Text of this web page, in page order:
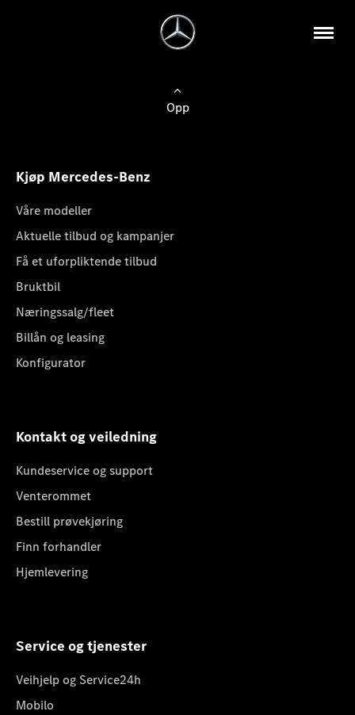
Opp
Kjøp Mercedes-Benz
Våre modeller
Aktuelle tilbud og kampanjer
Få et uforpliktende tilbud
Bruktbil
Næringssalg/fleet
Billån og leasing
Konfigurator
Kontakt og veiledning
Kundeservice og support
Venterommet
Bestill prøvekjøring
Finn forhandler
Hjemlevering
Service og tjenester
Veihjelp og Service24h
Mobilo